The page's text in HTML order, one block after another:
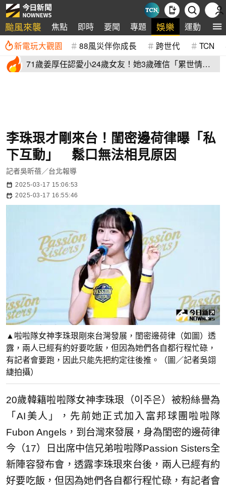
颱風來襲 焦點 即時 要聞 專題 娛樂 運動 全
新電玩大觀園 88風災伴你成長 跨世代 TCN
71歲姜厚任認愛小24歲女友！她3歲確信「累世情
李珠珢才剛來台！閨密邊荷律曝「私
下互動」 鬆口無法相見原因
記者吳昕蓓／台北報導
2025-03-17 15:06:53
2025-03-17 16:55:46
▲啦啦隊女神李珠珢剛來台灣發展，閨密邊荷律（如圖）透
露，兩人已經有約好要吃飯，但因為她們各自都行程忙碌，
有記者會要跑，因此只能先把約定往後推。（圖／記者吳翊
緁拍攝）
20歲韓籍啦啦隊女神李珠珢（이주은）被粉絲譽為
「AI美人」，先前她正式加入富邦球團啦啦隊
Fubon Angels，到台灣來發展，身為閨密的邊荷律
今（17）日出席中信兄弟啦啦隊Passion Sisters全
新陣容發布會，透露李珠珢來台後，兩人已經有約
好要吃飯，但因為她們各自都行程忙碌，有記者會